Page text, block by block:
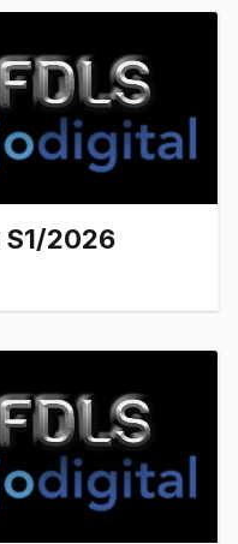
S1/2026